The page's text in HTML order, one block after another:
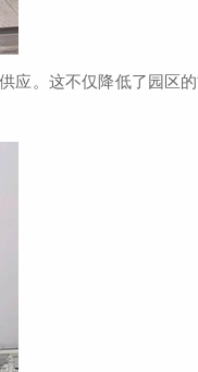
。这不仅降低了园区